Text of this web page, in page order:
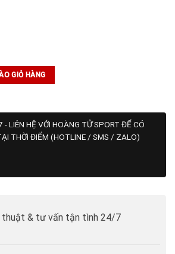
số lượng
GIỎ HÀNG
LIÊN HỆ VỚI HOÀNG TỬ SPORT ĐỂ CÓ
THỜI ĐIỂM (HOTLINE / SMS / ZALO)
thuật & tư vấn tận tình 24/7